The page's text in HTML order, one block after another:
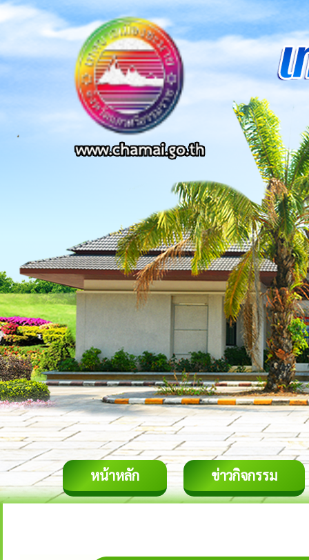
หน้าหลัก ข่าวกิจกรรม